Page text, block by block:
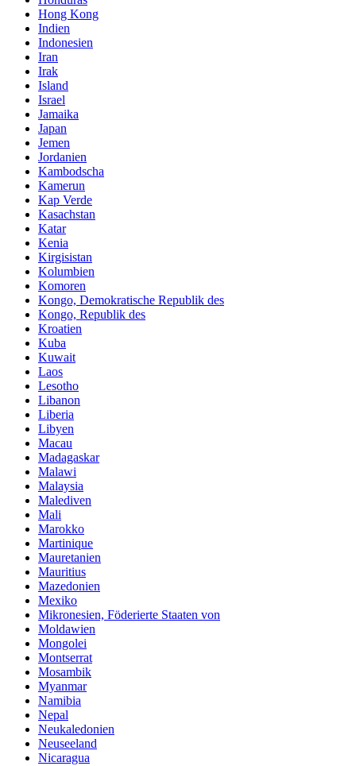
Hong Kong
Indien
Indonesien
Iran
Irak
Island
Israel
Jamaika
Japan
Jemen
Jordanien
Kambodscha
Kamerun
Kap Verde
Kasachstan
Katar
Kenia
Kirgisistan
Kolumbien
Komoren
Kongo, Demokratische Republik des
Kongo, Republik des
Kroatien
Kuba
Kuwait
Laos
Lesotho
Libanon
Liberia
Libyen
Macau
Madagaskar
Malawi
Malaysia
Malediven
Mali
Marokko
Martinique
Mauretanien
Mauritius
Mazedonien
Mexiko
Mikronesien, Föderierte Staaten von
Moldawien
Mongolei
Montserrat
Mosambik
Myanmar
Namibia
Nepal
Neukaledonien
Neuseeland
Nicaragua